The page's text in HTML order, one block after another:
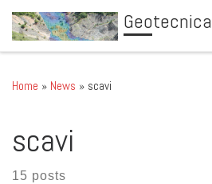
Skip to content Geotecnica
Home » News » scavi
scavi
15 posts